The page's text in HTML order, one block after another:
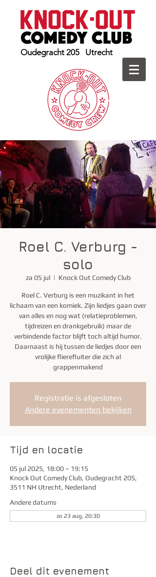
Oudegracht 205 Utrecht
Roel C. Verburg -
solo
za 05 jul
  |
Knock Out Comedy Club
Roel C. Verburg is een muzikant in het
lichaam van een komiek. Zijn liedjes gaan over
van alles en nog wat (relatieproblemen,
tijdreizen en drankgebruik) maar de
verbindende factor blijft toch altijd humor.
Daarnaast is hij tussen de liedjes door een
vrolijke flierefluiter die zich al
grappenmakend
Registratie is afgesloten
Andere evenementen bekijken
Tijd en locatie
05 jul 2025, 18:00 – 19:15
Knock Out Comedy Club, Oudegracht 205,
3511 NH Utrecht, Nederland
Andere datums
zo 23 aug, 20:30
Deel dit evenement